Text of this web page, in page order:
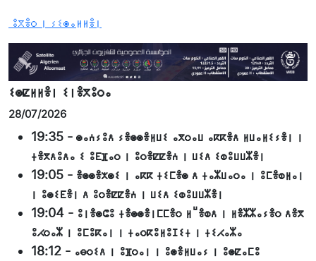
ⵓⴳⴻⵔ ⵏ ⵢⵉⵙⴰⵍⵍⴻⵏ
ⵉⵙⵇⵍⵍⴻⵏ ⵉⵏⴻⴳⵓⵔⴰ
28/07/2026
19:35 - ⵙⴰⵄⵢⵓⴷ ⵢⴻⵙⵙⴻⵍⵡⵉ ⴰⴳⵔⴰⵡ ⴰⴽⴽⴻⴷ ⵍⵡⴰⵍⵉⵢⴻⵏ ⵏ
ⵜⴻⴳⴷⵓⴷⴰ ⵉ ⵓⴹⴼⴰⵔ ⵏ ⵓⵔⴻⵇⵇⴻⵄ ⵏ ⵡⵉⴷ ⵉⵀⵓⵡⵡⵣⴻⵏ
19:05 - ⴻⵙⵙⴻⵅⵙⵉ ⵏ ⴰⴽⴽ ⵜⵉⵎⴻⵙ ⴷ ⵜⴰⵣⵡⴰⵔⴰ ⵏ ⵓⵎⴻⵀⵍⴰⵏ
ⵏ ⵓⵙⵉⴹⴻⵏ ⴷ ⵓⵔⴻⵇⵇⴻⵄ ⵏ ⵡⵉⴷ ⵉⵀⵓⵡⵡⵣⴻⵏ
19:04 - ⵓⵏⴻⵙⵛⵓ ⵜⴻⵙⵙⴻⵏⵎⵎⴻⵔ ⵍⵯⴻⵀⴷ ⵏ ⵍⴻⵣⵣⴰⵢⴻⵔ ⴷⴻⴳ
ⵓⵃⵔⴰⵣ ⵏ ⵓⵎⵓⴽⴰⵏ ⵏ ⵜⴰⵔⴽⵓⵍⵓⵊⵉⵜ ⵏ ⵜⵉⵃⴰⵣⴰ
18:12 - ⴰⴱⵔⵉⴷ ⵏ ⵓⴼⵔⴰⵏ ⵏ ⵓⵙⴻⵍⵡⴰⵢ ⵏ ⵓⵙⵇⴰⵎⵓ